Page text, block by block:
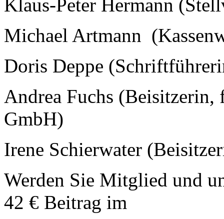
Klaus-Peter Hermann
Michael Artmann
Doris Deppe
Andrea Fuchs (Beisitzerin,
GmbH)
Irene Schierwater
Werden Sie Mitglied und
42 € Beitrag im